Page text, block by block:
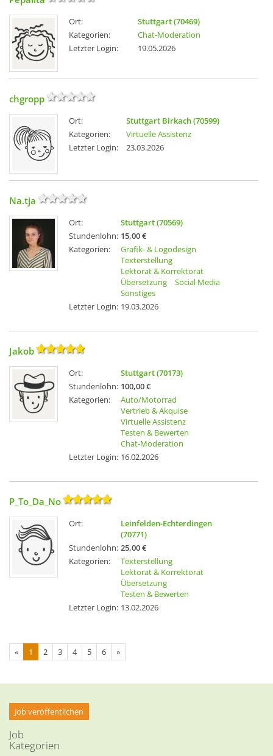
Ort:
Stuttgart (70469)
Kategorien:
Chat-Moderation
Letzter Login:
19.05.2026
chgropp
Ort:
Stuttgart Birkach (70599)
Kategorien:
Virtuelle Assistenz
Letzter Login:
23.03.2026
Na.tja
Ort:
Stuttgart (70569)
Stundenlohn: 15,00 €
Kategorien:
Grafik- & Logodesign
Texterstellung
Lektorat & Korrektorat
Übersetzung
Social Media
Sonstiges
Letzter Login: 19.03.2026
Jakob
Ort:
Stuttgart (70173)
Stundenlohn: 100,00 €
Kategorien:
Auto/Motorrad
Vertrieb & Akquise
Virtuelle Assistenz
Testen & Bewerten
Chat-Moderation
Letzter Login: 16.02.2026
P_To_Da_No
Ort:
Leinfelden-Echterdingen
(70771)
Stundenlohn: 25,00 €
Kategorien:
Texterstellung
Lektorat & Korrektorat
Übersetzung
Testen & Bewerten
Letzter Login: 13.02.2026
« 1 2 3 4 5 6 »
Job veröffentlichen
Job
Kategorien